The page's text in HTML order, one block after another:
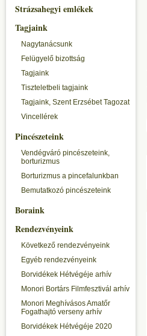
Strázsahegyi emlékek
Tagjaink
Nagytanácsunk
Felügyelő bizottság
Tagjaink
Tiszteletbeli tagjaink
Tagjaink, Szent Erzsébet Tagozat
Vincellérek
Pincészeteink
Vendégváró pincészeteink,
borturizmus
Borturizmus a pincefalunkban
Bemutatkozó pincészeteink
Boraink
Rendezvényeink
Következő rendezvényeink
Egyéb rendezvényeink
Borvidékek Hétvégéje arhív
Monori Bortárs Filmfesztivál arhív
Monori Meghívásos Amatőr
Fogathajtó verseny arhív
Borvidékek Hétvégéje 2020